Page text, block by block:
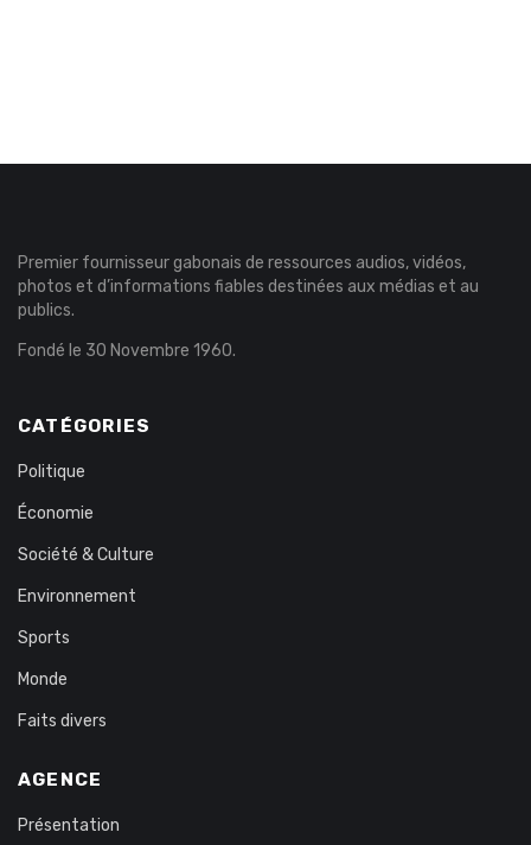
Premier fournisseur gabonais de ressources audios, vidéos,
photos et d’informations fiables destinées aux médias et au
publics.
Fondé le 30 Novembre 1960.
CATÉGORIES
Politique
Économie
Société & Culture
Environnement
Sports
Monde
Faits divers
AGENCE
Présentation